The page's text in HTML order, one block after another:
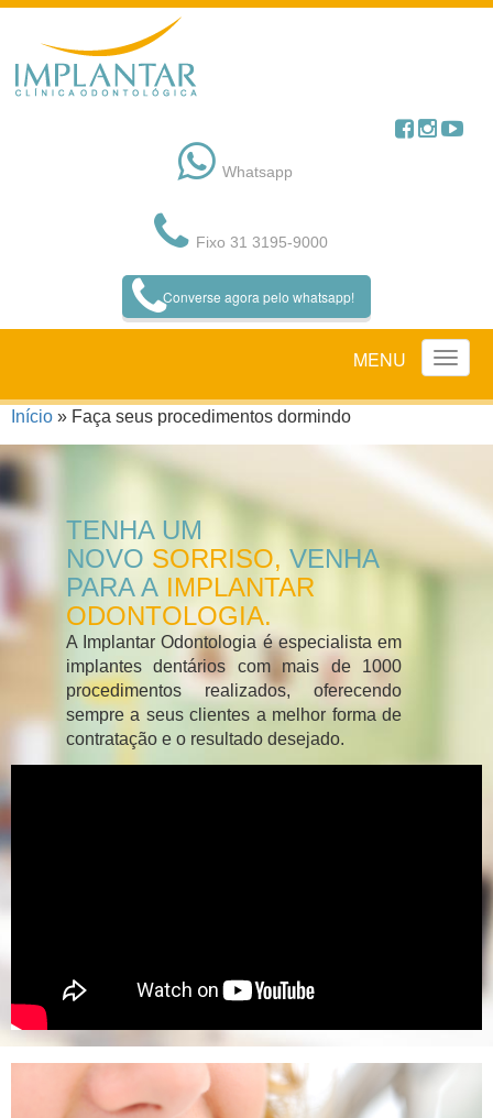
para
o
conteúdo
Whatsapp
Fixo 31 3195-9000
Converse agora pelo whatsapp!
MENU
Início » Faça seus procedimentos dormindo
TENHA UM
NOVO SORRISO, VENHA
PARA A IMPLANTAR
ODONTOLOGIA.
A Implantar Odontologia é especialista em
implantes dentários com mais de 1000
procedimentos realizados, oferecendo
sempre a seus clientes a melhor forma de
contratação e o resultado desejado.